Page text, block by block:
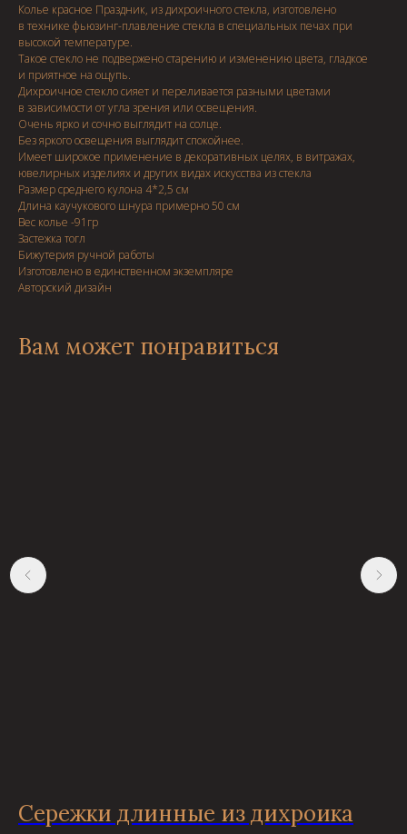
Колье красное Праздник, из дихроичного стекла, изготовлено
в технике фьюзинг-плавление стекла в специальных печах при
высокой температуре.
Такое стекло не подвержено старению и изменению цвета, гладкое
и приятное на ощупь.
Дихроичное стекло сияет и переливается разными цветами
в зависимости от угла зрения или освещения.
Очень ярко и сочно выглядит на солце.
Без яркого освещения выглядит спокойнее.
Имеет широкое применение в декоративных целях, в витражах,
ювелирных изделиях и других видах искусства из стекла
Размер среднего кулона 4*2,5 см
Длина каучукового шнура примерно 50 см
Вес колье -91гр
Застежка тогл
Бижутерия ручной работы
Изготовлено в единственном экземпляре
Авторский дизайн
Вам может понравиться
Сережки длинные из дихроика